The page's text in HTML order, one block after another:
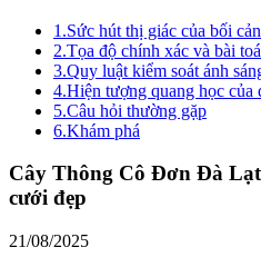
1.Sức hút thị giác của bối
2.Tọa độ chính xác và bài
3.Quy luật kiểm soát ánh
4.Hiện tượng quang học của
5.Câu hỏi thường gặp
6.Khám phá
Cây Thông Cô Đơn Đà
cưới đẹp
21/08/2025